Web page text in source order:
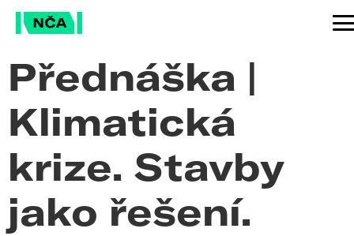
Přednáška |
Klimatická
krize. Stavby
jako řešení.